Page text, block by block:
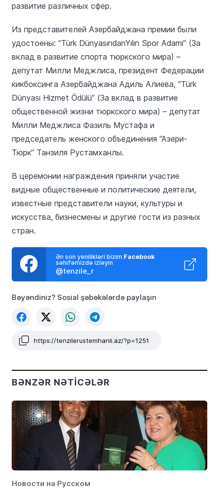
развитие различных сфер.
Из представителей Азербайджана премии были
удостоены: “Türk DünyasındanYılın Spor Adamı” (За
вклад в развитие спорта тюркского мира) –
депутат Милли Меджлиса, президент Федерации
кикбоксинга Азербайджана Адиль Алиева, “Türk
Dünyası Hizmet Ödülü” (За вклад в развитие
общественной жизни тюркского мира) – депутат
Милли Меджлиса Фазиль Мустафа и
председатель женского объединения “Азери-
Тюрк” Танзиля Рустамханлы.
В церемонии награждения приняли участие
видные общественные и политические деятели,
известные представители науки, культуры и
искусства, бизнесмены и другие гости из разных
стран.
Ən son yenilikləri bizim Facebook
səhifəmizdə izləyin
@tenzile_r
Bəyəndiniz? Sosial şəbəkələrdə paylaşın
https://tenzilerustemhanli.az/?p=1251
BƏNZƏR NƏTICƏLƏR
Новости на Русском